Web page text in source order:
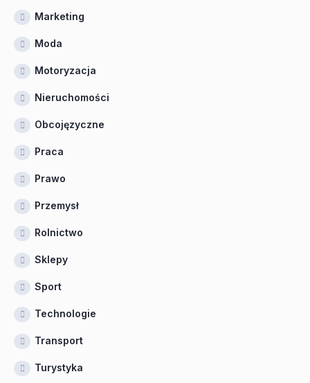
Marketing
Moda
Motoryzacja
Nieruchomości
Obcojęzyczne
Praca
Prawo
Przemysł
Rolnictwo
Sklepy
Sport
Technologie
Transport
Turystyka